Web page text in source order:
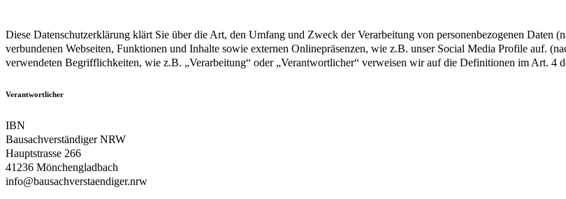
Diese Datenschutzerklärung klärt Sie über die Art, den Umfang und Zweck der Verarbeitung von personenbezogenen Daten
verbundenen Webseiten, Funktionen und Inhalte sowie externen Onlinepräsenzen, wie z.B. unser Social Media Profile auf.
verwendeten Begrifflichkeiten, wie z.B. „Verarbeitung“ oder „Verantwortlicher“ verweisen wir auf die Definitionen im Art. 4
Verantwortlicher
IBN
Bausachverständiger NRW
Hauptstrasse 266
41236 Mönchengladbach
info@bausachverstaendiger.nrw